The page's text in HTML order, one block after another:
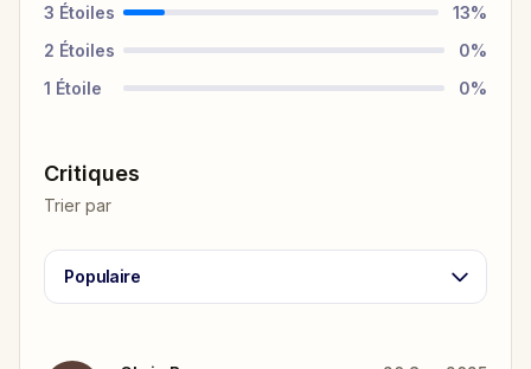
3 Étoiles 13%
2 Étoiles 0%
1 Étoile 0%
Critiques
Trier par
Populaire